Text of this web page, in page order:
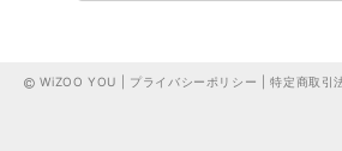
WiZOO YOU | プライバシーポリシー |特定商取引